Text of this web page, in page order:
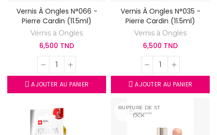
Vernis À Ongles N°066 -
Pierre Cardin (11.5ml)
Vernis à Ongles
6,500 TND
AJOUTER AU PANIER
Vernis À Ongles N°035 -
Pierre Cardin (11.5ml)
Vernis à Ongles
6,500 TND
AJOUTER AU PANIER
RUPTURE DE ST
OCK